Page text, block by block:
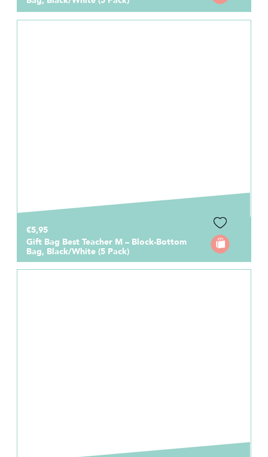
€5,95
Gift Bag Best Teacher M – Block-Bottom
Bag, Black/White (5 Pack)